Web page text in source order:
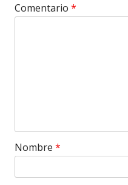
Comentario *
Nombre *